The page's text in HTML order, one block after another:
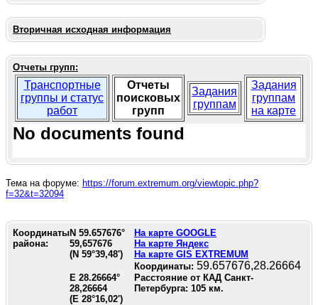
Вторичная исходная информация
Отчеты групп:
Транспортные
группы и статус
работ
Отчеты
поисковых
групп
Задания
группам
Задания
группам
на карте
No documents found
Тема на форуме: https://forum.extremum.org/viewtopic.php?
f=32&t=32094
Координаты
района:
N 59.657676°
59,657676
(N 59°39,48')
На карте GOOGLE
На карте Яндекс
На карте GIS EXTREMUM
Координаты: 59.657676,28.26664
E 28.26664°
28,26664
(E 28°16,02')
Расстояние от КАД Санкт-
Петербурга: 105 км.